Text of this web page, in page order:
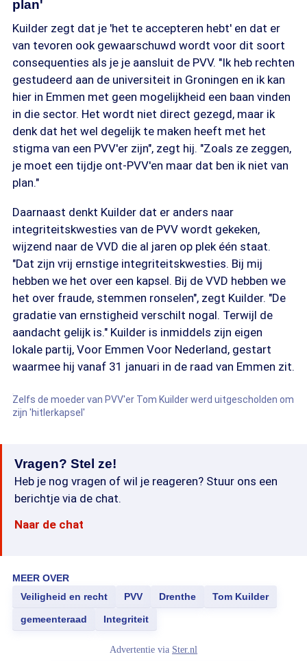
plan'
Kuilder zegt dat je 'het te accepteren hebt' en dat er
van tevoren ook gewaarschuwd wordt voor dit soort
consequenties als je je aansluit de PVV. "Ik heb rechten
gestudeerd aan de universiteit in Groningen en ik kan
hier in Emmen met geen mogelijkheid een baan vinden
in die sector. Het wordt niet direct gezegd, maar ik
denk dat het wel degelijk te maken heeft met het
stigma van een PVV'er zijn", zegt hij. "Zoals ze zeggen,
je moet een tijdje ont-PVV'en maar dat ben ik niet van
plan."
Daarnaast denkt Kuilder dat er anders naar
integriteitskwesties van de PVV wordt gekeken,
wijzend naar de VVD die al jaren op plek één staat.
"Dat zijn vrij ernstige integriteitskwesties. Bij mij
hebben we het over een kapsel. Bij de VVD hebben we
het over fraude, stemmen ronselen", zegt Kuilder. "De
gradatie van ernstigheid verschilt nogal. Terwijl de
aandacht gelijk is." Kuilder is inmiddels zijn eigen
lokale partij, Voor Emmen Voor Nederland, gestart
waarmee hij vanaf 31 januari in de raad van Emmen zit.
Zelfs de moeder van PVV'er Tom Kuilder werd uitgescholden om
zijn 'hitlerkapsel'
Vragen? Stel ze!
Heb je nog vragen of wil je reageren? Stuur ons een
berichtje via de chat.
Naar de chat
MEER OVER
Veiligheid en recht
PVV Drenthe Tom Kuilder
gemeenteraad Integriteit
Advertentie via Ster.nl